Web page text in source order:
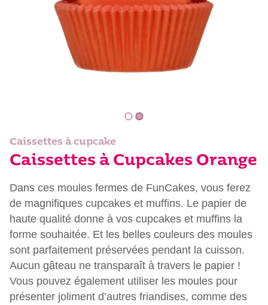
Caissettes à cupcake
Caissettes à Cupcakes Orange
Dans ces moules fermes de FunCakes, vous ferez
de magnifiques cupcakes et muffins. Le papier de
haute qualité donne à vos cupcakes et muffins la
forme souhaitée. Et les belles couleurs des moules
sont parfaitement préservées pendant la cuisson.
Aucun gâteau ne transparaît à travers le papier !
Vous pouvez également utiliser les moules pour
présenter joliment d’autres friandises, comme des